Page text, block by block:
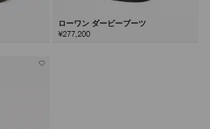
ローワン ダービーブーツ
¥277,200